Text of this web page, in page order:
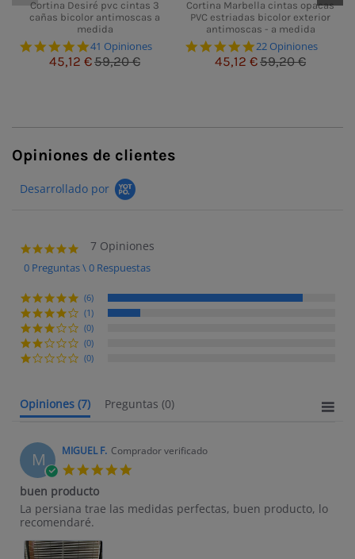
Cortina Desiré pvc cintas 3
cañas bicolor antimoscas a
medida
4.8 star rating
41 Opiniones
45,12 €59,20 €
Cortina Marbella cintas opacas
PVC estriadas bicolor exterior
antimoscas - a medida
4.8 star rating
22 Opiniones
45,12 €59,20 €
Opiniones de clientes
Desarrollado por
4.9 star rating
7 Opiniones
0 Preguntas \ 0 Respuestas
(6)
(1)
(0)
(0)
(0)
Opiniones (7) Preguntas (0)
M MIGUEL F. Comprador verificado
buen producto
Review by MIGUEL F. on 9 Jul 2020
review stating buen producto
La persiana trae las medidas perfectas, buen producto, lo
recomendaré.